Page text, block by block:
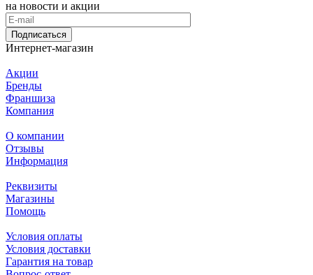
на новости и акции
Подписаться
Интернет-магазин
Акции
Бренды
Франшиза
Компания
О компании
Отзывы
Информация
Реквизиты
Магазины
Помощь
Условия оплаты
Условия доставки
Гарантия на товар